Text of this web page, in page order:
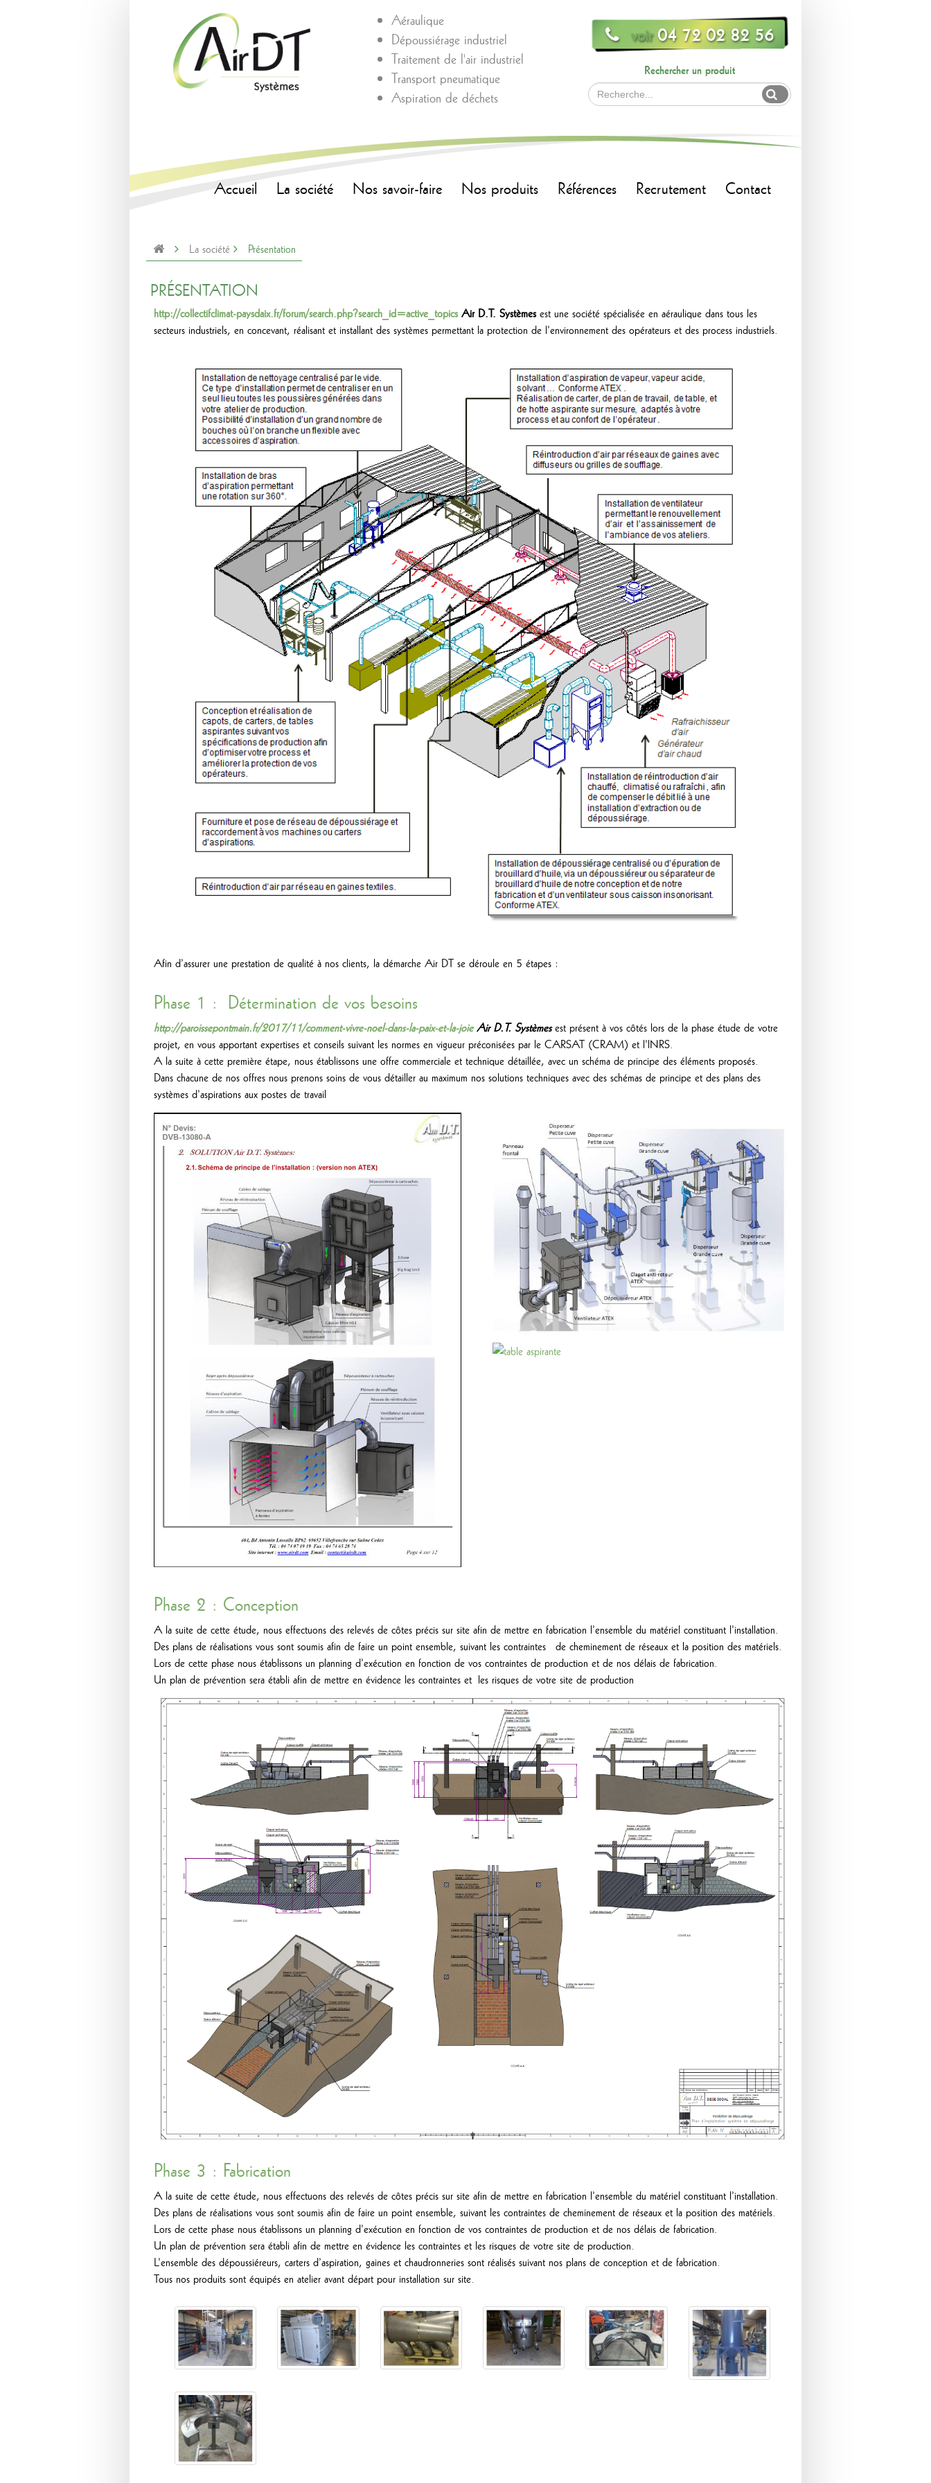
Aéraulique
Dépoussiérage industriel
Traitement de l'air industriel
Transport pneumatique
Aspiration de déchets
voir04 72 02 82 56
Rechercher un produit
Accueil La société Nos savoir-faire Nos produits Références Recrutement Contact
La société Présentation
PRÉSENTATION
http://collectifclimat-paysdaix.fr/forum/search.php?search_id=active_topicsAir D.T. Systèmesest une société spécialisée en aéraulique dans tous les
secteurs industriels, en concevant, réalisant et installant des systèmes permettant la protection de l’environnement des opérateurs et des process industriels.
Afin d’assurer une prestation de qualité à nos clients, la démarche Air DT se déroule en 5 étapes :
Phase 1 : Détermination de vos besoins
http://paroissepontmain.fr/2017/11/comment-vivre-noel-dans-la-paix-et-la-joieAir D.T. Systèmesest présent à vos côtés lors de la phase étude de votre
projet, en vous apportant expertises et conseils suivant les normes en vigueur préconisées par le CARSAT (CRAM) et l’lNRS.
A la suite à cette première étape, nous établissons une offre commerciale et technique détaillée, avec un schéma de principe des éléments proposés.
Dans chacune de nos offres nous prenons soins de vous détailler au maximum nos solutions techniques avec des schémas de principe et des plans des
systèmes d’aspirations aux postes de travail
Phase 2 : Conception
A la suite de cette étude, nous effectuons des relevés de côtes précis sur site afin de mettre en fabrication l’ensemble du matériel constituant l’installation.
Des plans de réalisations vous sont soumis afin de faire un point ensemble, suivant les contraintes de cheminement de réseaux et la position des matériels.
Lors de cette phase nous établissons un planning d’exécution en fonction de vos contraintes de production et de nos délais de fabrication.
Un plan de prévention sera établi afin de mettre en évidence les contraintes et les risques de votre site de production
Phase 3 : Fabrication
A la suite de cette étude, nous effectuons des relevés de côtes précis sur site afin de mettre en fabrication l’ensemble du matériel constituant l’installation.
Des plans de réalisations vous sont soumis afin de faire un point ensemble, suivant les contraintes de cheminement de réseaux et la position des matériels.
Lors de cette phase nous établissons un planning d’exécution en fonction de vos contraintes de production et de nos délais de fabrication.
Un plan de prévention sera établi afin de mettre en évidence les contraintes et les risques de votre site de production.
L’ensemble des dépoussiéreurs, carters d’aspiration, gaines et chaudronneries sont réalisés suivant nos plans de conception et de fabrication.
Tous nos produits sont équipés en atelier avant départ pour installation sur site.